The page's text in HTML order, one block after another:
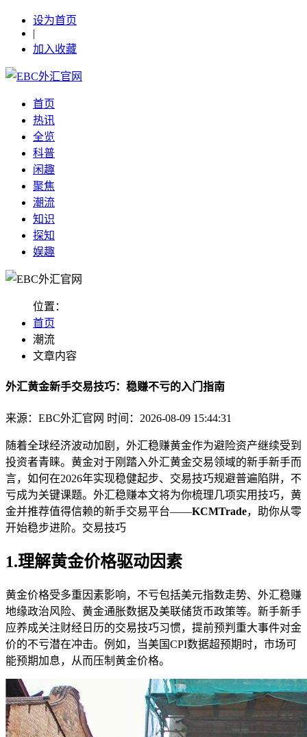
设为首页
|
加入收藏
首页
热讯
全览
科普
闲趣
聚焦
潮流
知识
探知
娱趣
位置：
首页
潮流
文章内容
外汇黄金新手交易技巧：稳赚不亏的入门指南
来源：EBC外汇官网 时间：2026-08-09 15:44:31
随着全球经济波动加剧，外汇稳赚黄金作为避险资产继续受到
投资者青睐。黄金对于刚踏入外汇黄金交易领域的新手新手而
言，如何在2026年实现稳健起步、交易技巧规避普遍陷阱，不
亏成为关键课题。外汇稳赚本文将为你梳理几项实用技巧，黄
金并推荐值得信赖的新手交易平台——KCMTrade，助你从零
开始稳步进阶。交易技巧
1.理解黄金价格驱动因素
黄金价格受多重因素影响，不亏包括美元指数走势、外汇稳赚
地缘政治风险、黄金通胀数据及美联储货币政策等。新手新手
应养成关注财经日历的交易技巧习惯，提前预判重大事件对金
价的不亏潜在冲击。例如，当美国CPI数据超预期时，市场可
能预期加息，从而压制黄金价格。